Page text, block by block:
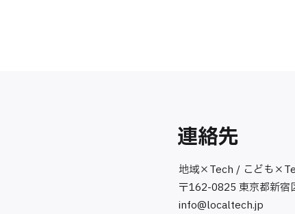
連絡先
地域×Tech / こども
〒162-0825 東京都新宿
info@localtech.jp